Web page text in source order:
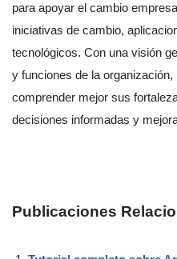
para apoyar el cambio
iniciativas de cambio,
tecnológicos. Con una visión
y funciones de la
comprender mejor sus
decisiones informadas y
Publicaciones